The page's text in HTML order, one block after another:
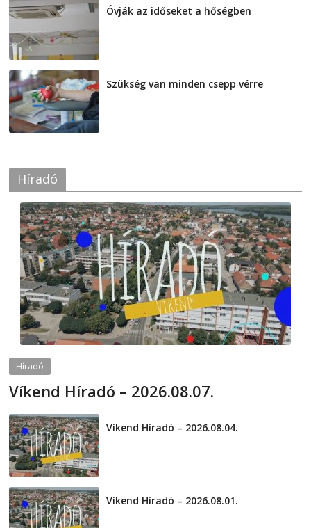
Óvják az időseket a hőségben
Szükség van minden csepp vérre
Híradó
Híradó
Víkend Híradó – 2026.08.07.
Víkend Híradó – 2026.08.04.
Víkend Híradó – 2026.08.01.